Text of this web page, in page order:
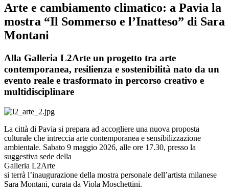
Arte e cambiamento climatico: a Pavia la
mostra “Il Sommerso e l’Inatteso” di Sara
Montani
Alla Galleria L2Arte un progetto tra arte
contemporanea, resilienza e sostenibilità nato da un
evento reale e trasformato in percorso creativo e
multidisciplinare
La città di Pavia si prepara ad accogliere una nuova proposta
culturale che intreccia arte contemporanea e sensibilizzazione
ambientale. Sabato 9 maggio 2026, alle ore 17.30, presso la
suggestiva sede della
Galleria L2Arte
si terrà l’inaugurazione della mostra personale dell’artista milanese
Sara Montani, curata da Viola Moschettini.